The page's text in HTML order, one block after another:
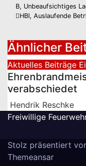
B, Unbeaufsichtiges
HBI, Auslaufende
Ähnlicher
Aktuelles Beiträge
verabschiedet
Hendrik Reschke
Freiwillige
Stolz präsentiert
Themeansar